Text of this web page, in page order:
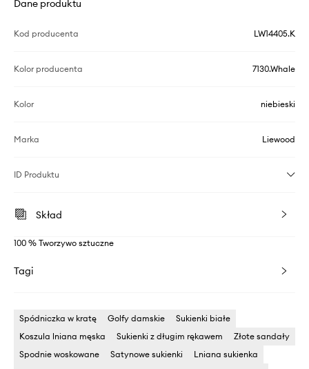
Dane produktu
Kod producenta LW14405.K
Kolor producenta 7130.Whale
Kolor niebieski
Marka Liewood
ID Produktu
Skład
100 % Tworzywo sztuczne
Tagi
Spódniczka w kratę Golfy damskie
Sukienki białe
Koszula lniana męska
Sukienki z długim rękawem
Złote sandały
Spodnie woskowane
Satynowe sukienki
Lniana sukienka